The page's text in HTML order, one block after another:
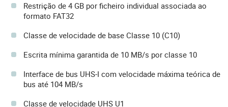
Restrição de 4 GB por ficheiro individual associada ao
formato FAT32
Classe de velocidade de base Classe 10 (C10)
Escrita mínima garantida de 10 MB/s por classe 10
Interface de bus UHS-I com velocidade máxima teórica de
bus até 104 MB/s
Classe de velocidade UHS U1